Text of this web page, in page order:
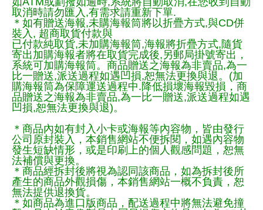
取消時請勿匯入,有需求請重新下單.
＊如有贈送海報,未購海報筒將以折疊方式,與CD併
裝入, 超商取貨付款與
已付款純取貨,未加購海報筒,海報將折疊方式,隨貨
寄出加購海報者將在取貨完成後,另郵局掛號寄出，
系統可加購海報筒。商品贈送之海報為非賣品,為一
比一贈送,派送過程如遇凹損,恕無法更換與退。(加
購海報筒為保障運送過程中.降低損壞海報毀損，商
品贈送之海報為非賣品,為一比一贈送,派送過程如遇
凹損,恕無法更換與退)。
＊商品內如有封入小卡或海報等內容物，皆由發行
公司原封裝入，本銷售網站不便拆閱，如遇內容物
發生短缺情形，或是印刷上的個人觀感問題，恕無
法補償與更換。
＊商品經拆封後將視為認同該商品，如為拆封後所
產生的商品外觀損傷，本銷售網站一概不負責，恕
無法提供退換貨。
＊如商品為進口版商品，配送過程中將無法避免撞